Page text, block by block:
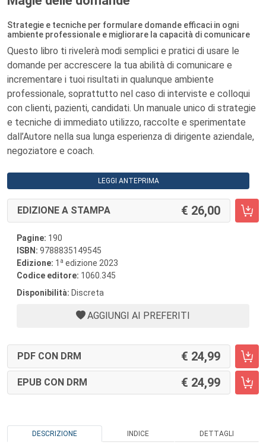
Strategie e tecniche per formulare domande efficaci in ogni
ambiente professionale e migliorare la capacità di comunicare
Questo libro ti rivelerà modi semplici e pratici di usare le
domande per accrescere la tua abilità di comunicare e
incrementare i tuoi risultati in qualunque ambiente
professionale, soprattutto nel caso di interviste e colloqui
con clienti, pazienti, candidati. Un manuale unico di strategie
e tecniche di immediato utilizzo, raccolte e sperimentate
dall’Autore nella sua lunga esperienza di dirigente aziendale,
negoziatore e coach.
LEGGI ANTEPRIMA
EDIZIONE A STAMPA 26,00
Pagine: 190
ISBN: 9788835149545
Edizione: 1 a edizione 2023
Codice editore: 1060.345
Disponibilità: Discreta
AGGIUNGI AI PREFERITI
PDF CON DRM 24,99
EPUB CON DRM 24,99
DESCRIZIONE INDICE DETTAGLI